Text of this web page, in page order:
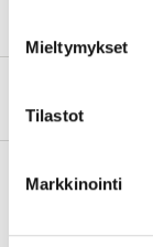
Mieltymykset
Tilastot
Markkinointi